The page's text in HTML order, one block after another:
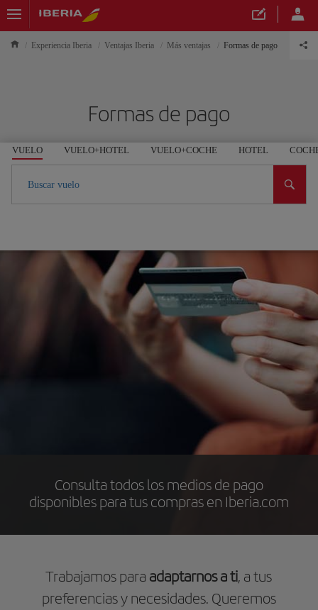
Experiencia Iberia Ventajas Iberia Más ventajas Formas de pago
Formas de pago
VUELO VUELO+HOTEL VUELO+COCHE HOTEL
Buscar vuelo
Consulta todos los medios de pago
disponibles para tus compras en Iberia.com
Trabajamos para adaptarnos a ti, a tus
preferencias y necesidades. Queremos